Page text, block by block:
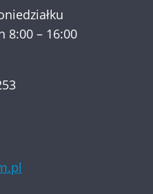
8:00 – 16:00